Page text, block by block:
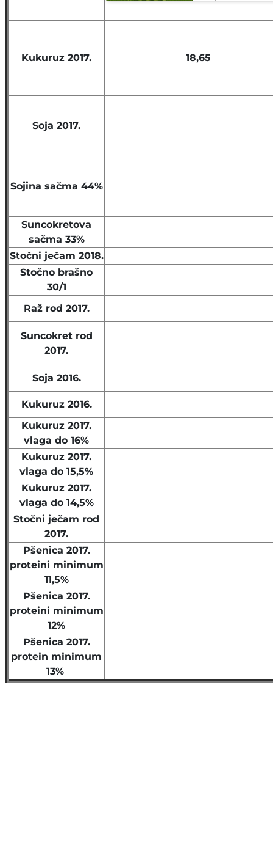
Kukuruz 2017. 18,65
Soja 2017.
Sojina sačma 44%
Suncokretova
sačma 33%
Stočni ječam 2018.
Stočno brašno
30/1
Raž rod 2017.
Suncokret rod
2017.
Soja 2016.
Kukuruz 2016.
Kukuruz 2017.
vlaga do 16%
Kukuruz 2017.
vlaga do 15,5%
Kukuruz 2017.
vlaga do 14,5%
Stočni ječam rod
2017.
Pšenica 2017.
proteini minimum
11,5%
Pšenica 2017.
proteini minimum
12%
Pšenica 2017.
protein minimum
13%